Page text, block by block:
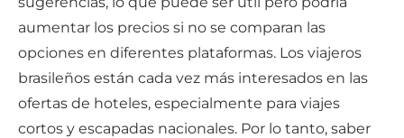
aumentar los precios si no se comparan las
opciones en diferentes plataformas. Los viajeros
brasileños están cada vez más interesados en las
ofertas de hoteles, especialmente para viajes
cortos y escapadas nacionales. Por lo tanto, saber